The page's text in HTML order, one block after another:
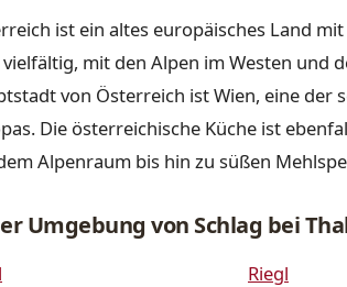
ist ein altes europäisches Land
mit den Alpen im Westen und
von Österreich ist Wien, eine
Die österreichische Küche ist
Alpenraum bis hin zu süßen
Umgebung von Schlag bei
Riegl